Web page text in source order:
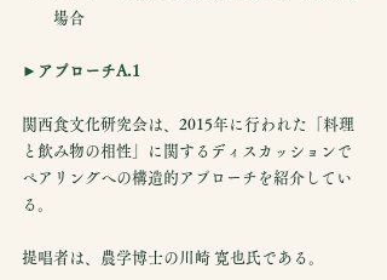
場合
►アプローチA.1
関西食文化研究会は、2015年に行われた「料理
と飲み物の相性」に関するディスカッションで
ペアリングへの構造的アプローチを紹介してい
る。
提唱者は、農学博士の川崎 寛也氏である。